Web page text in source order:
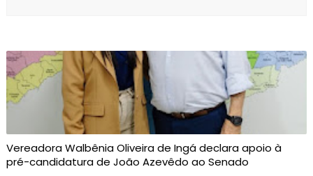
Vereadora Walbênia Oliveira de Ingá declara apoio à
pré-candidatura de João Azevêdo ao Senado